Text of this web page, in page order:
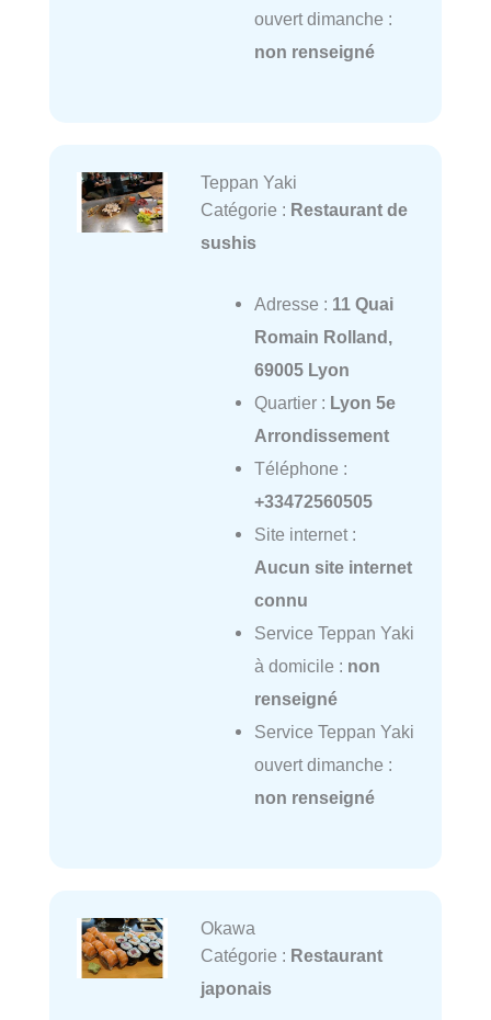
ouvert dimanche :
non renseigné
Teppan Yaki
Catégorie : Restaurant de
sushis
Adresse : 11 Quai
Romain Rolland,
69005 Lyon
Quartier : Lyon 5e
Arrondissement
Téléphone :
+33472560505
Site internet :
Aucun site internet
connu
Service Teppan Yaki
à domicile : non
renseigné
Service Teppan Yaki
ouvert dimanche :
non renseigné
Okawa
Catégorie : Restaurant
japonais